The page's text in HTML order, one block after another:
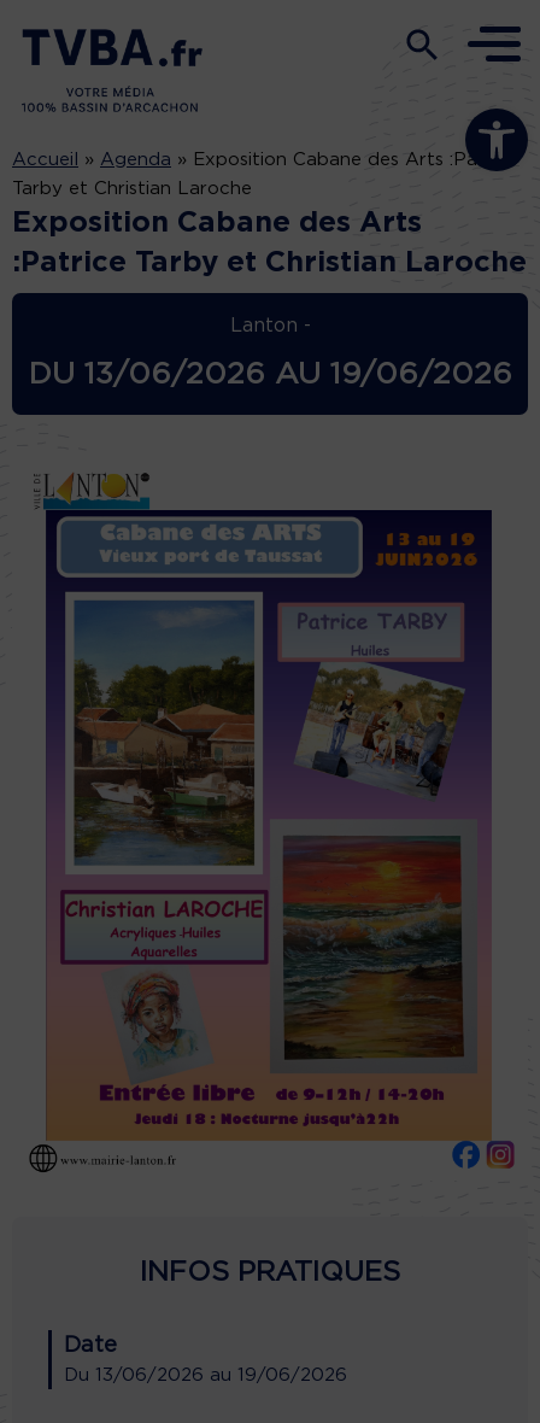
Ouvrir la
Accueil » Agenda » Exposition Cabane des Arts :Patrice
Tarby et Christian Laroche
Exposition Cabane des Arts
:Patrice Tarby et Christian Laroche
Lanton -
DU 13/06/2026 AU 19/06/2026
INFOS PRATIQUES
Date
Du 13/06/2026 au 19/06/2026